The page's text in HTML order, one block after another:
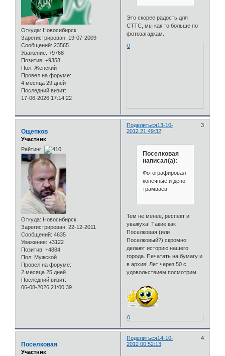
Откуда: Новосибирск
Зарегистрирован: 19-07-2009
Сообщений: 23565
Уважение: +9768
Позитив: +9358
Пол: Женский
Провел на форуме:
4 месяца 29 дней
Последний визит:
17-06-2026 17:14:22
Это скорее радость для
СТТС, мы как то больше по
фотозагадкам.
0
Поделиться 3
13-10-
2012 21:49:32
Ощепков
Участник
Рейтинг:
Откуда: Новосибирск
Зарегистрирован: 22-12-2011
Сообщений: 4635
Уважение: +3122
Позитив: +4884
Пол: Мужской
Провел на форуме:
2 месяца 25 дней
Последний визит:
06-08-2026 21:00:39
Поселковая
написал(а):
Фотографировал
конечные и депо
трамваев.
Тем не менее, респект и
уважуха! Такие как
Поселковая (или
Поселковый?) скромно
делают историю нашего
города. Печатать на бумагу и
в архив! Лет через 50 с
удовольствием посмотрим.
0
Поделиться 4
14-10-
2012 00:52:13
Поселковая
Участник